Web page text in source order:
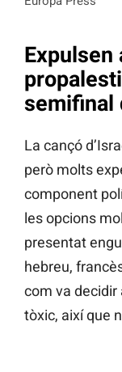
semifinal
La cançó
però molts
component
les opcions
presentat
hebreu,
com va decidir
tòxic, així que